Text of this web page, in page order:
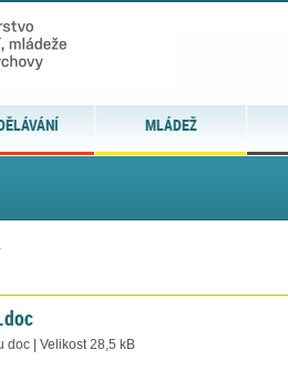
MLÁDEŽ
doc | Velikost 28,5 kB